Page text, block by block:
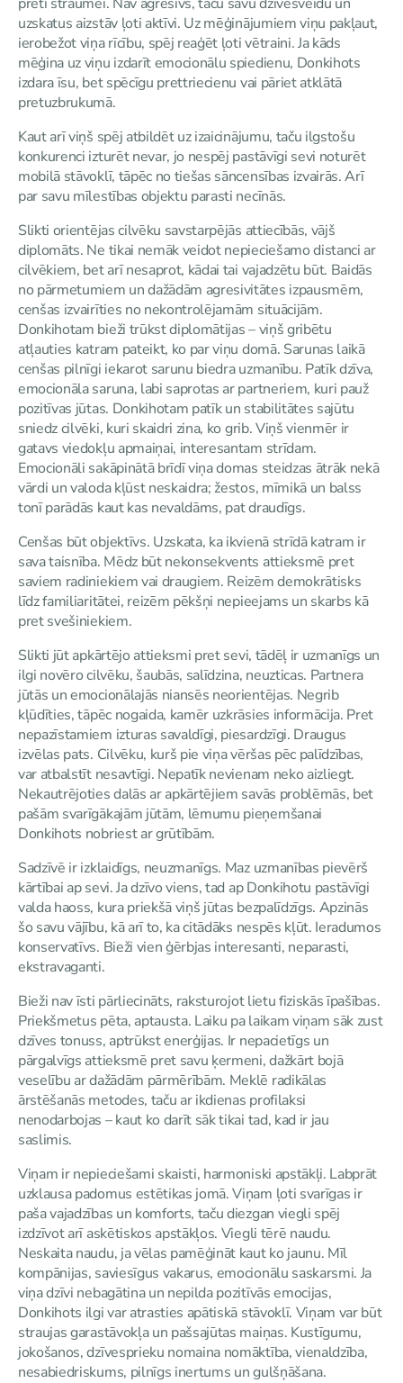
uzskatus aizstāv ļoti aktīvi. Uz mēģinājumiem viņu pakļaut,
ierobežot viņa rīcību, spēj reaģēt ļoti vētraini. Ja kāds
mēģina uz viņu izdarīt emocionālu spiedienu, Donkihots
izdara īsu, bet spēcīgu prettriecienu vai pāriet atklātā
pretuzbrukumā.
Kaut arī viņš spēj atbildēt uz izaicinājumu, taču ilgstošu
konkurenci izturēt nevar, jo nespēj pastāvīgi sevi noturēt
mobilā stāvoklī, tāpēc no tiešas sāncensības izvairās. Arī
par savu mīlestības objektu parasti necīnās.
Slikti orientējas cilvēku savstarpējās attiecībās, vājš
diplomāts. Ne tikai nemāk veidot nepieciešamo distanci ar
cilvēkiem, bet arī nesaprot, kādai tai vajadzētu būt. Baidās
no pārmetumiem un dažādām agresivitātes izpausmēm,
cenšas izvairīties no nekontrolējamām situācijām.
Donkihotam bieži trūkst diplomātijas – viņš gribētu
atļauties katram pateikt, ko par viņu domā. Sarunas laikā
cenšas pilnīgi iekarot sarunu biedra uzmanību. Patīk dzīva,
emocionāla saruna, labi saprotas ar partneriem, kuri pauž
pozitīvas jūtas. Donkihotam patīk un stabilitātes sajūtu
sniedz cilvēki, kuri skaidri zina, ko grib. Viņš vienmēr ir
gatavs viedokļu apmaiņai, interesantam strīdam.
Emocionāli sakāpinātā brīdī viņa domas steidzas ātrāk nekā
vārdi un valoda kļūst neskaidra; žestos, mīmikā un balss
tonī parādās kaut kas nevaldāms, pat draudīgs.
Cenšas būt objektīvs. Uzskata, ka ikvienā strīdā katram ir
sava taisnība. Mēdz būt nekonsekvents attieksmē pret
saviem radiniekiem vai draugiem. Reizēm demokrātisks
līdz familiaritātei, reizēm pēkšņi nepieejams un skarbs kā
pret svešiniekiem.
Slikti jūt apkārtējo attieksmi pret sevi, tādēļ ir uzmanīgs un
ilgi novēro cilvēku, šaubās, salīdzina, neuzticas. Partnera
jūtās un emocionālajās niansēs neorientējas. Negrib
kļūdīties, tāpēc nogaida, kamēr uzkrāsies informācija. Pret
nepazīstamiem izturas savaldīgi, piesardzīgi. Draugus
izvēlas pats. Cilvēku, kurš pie viņa vēršas pēc palīdzības,
var atbalstīt nesavtīgi. Nepatīk nevienam neko aizliegt.
Nekautrējoties dalās ar apkārtējiem savās problēmās, bet
pašām svarīgākajām jūtām, lēmumu pieņemšanai
Donkihots nobriest ar grūtībām.
Sadzīvē ir izklaidīgs, neuzmanīgs. Maz uzmanības pievērš
kārtībai ap sevi. Ja dzīvo viens, tad ap Donkihotu pastāvīgi
valda haoss, kura priekšā viņš jūtas bezpalīdzīgs. Apzinās
šo savu vājību, kā arī to, ka citādāks nespēs kļūt. Ieradumos
konservatīvs. Bieži vien ģērbjas interesanti, neparasti,
ekstravaganti.
Bieži nav īsti pārliecināts, raksturojot lietu fiziskās īpašības.
Priekšmetus pēta, aptausta. Laiku pa laikam viņam sāk zust
dzīves tonuss, aptrūkst enerģijas. Ir nepacietīgs un
pārgalvīgs attieksmē pret savu ķermeni, dažkārt bojā
veselību ar dažādām pārmērībām. Meklē radikālas
ārstēšanās metodes, taču ar ikdienas profilaksi
nenodarbojas – kaut ko darīt sāk tikai tad, kad ir jau
saslimis.
Viņam ir nepieciešami skaisti, harmoniski apstākļi. Labprāt
uzklausa padomus estētikas jomā. Viņam ļoti svarīgas ir
paša vajadzības un komforts, taču diezgan viegli spēj
izdzīvot arī askētiskos apstākļos. Viegli tērē naudu.
Neskaita naudu, ja vēlas pamēģināt kaut ko jaunu. Mīl
kompānijas, saviesīgus vakarus, emocionālu saskarsmi. Ja
viņa dzīvi nebagātina un nepilda pozitīvās emocijas,
Donkihots ilgi var atrasties apātiskā stāvoklī. Viņam var būt
straujas garastāvokļa un pašsajūtas maiņas. Kustīgumu,
jokošanos, dzīvesprieku nomaina nomāktība, vienaldzība,
nesabiedriskums, pilnīgs inertums un gulšņāšana.